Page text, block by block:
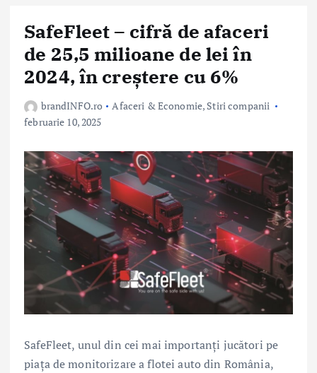
SafeFleet – cifră de afaceri
de 25,5 milioane de lei în
2024, în creștere cu 6%
brandINFO.ro Afaceri & Economie, Stiri companii
februarie 10, 2025
SafeFleet, unul din cei mai importanți jucători pe
piața de monitorizare a flotei auto din România,